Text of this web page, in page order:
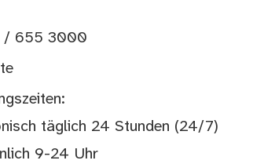
655 3000
täglich 24 Stunden (24/7)
9-24 Uhr